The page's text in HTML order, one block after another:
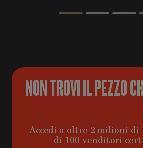
NON TROVI IL PEZZO
Accedi a oltre 2 milioni di
di 100 venditori